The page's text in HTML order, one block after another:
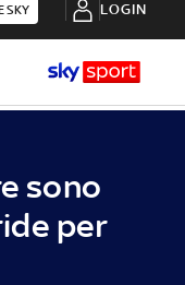
SKY LOGIN
sono
per